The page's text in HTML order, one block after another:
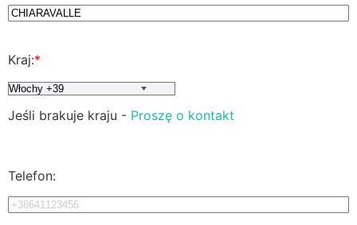
Kraj:*
Jeśli brakuje kraju - Proszę o kontakt
Telefon: